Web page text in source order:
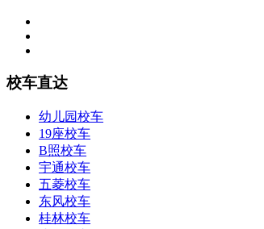
校车直达
幼儿园校车
19座校车
B照校车
宇通校车
五菱校车
东风校车
桂林校车